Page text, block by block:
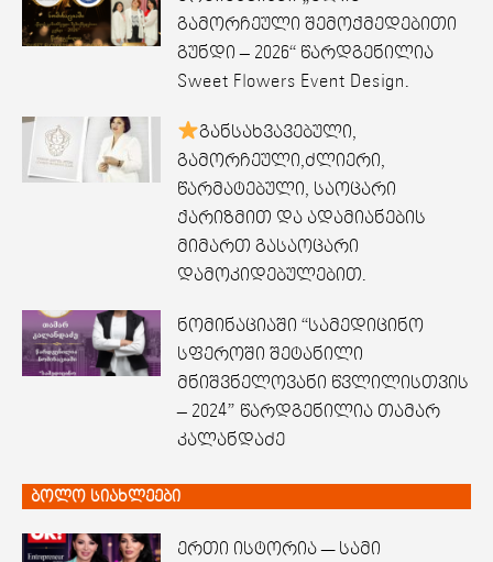
გამორჩეული შემოქმედებითი
გუნდი – 2026“ წარდგენილია
Sweet Flowers Event Design.
განსახვავებული,
გამორჩეული,ძლიერი,
წარმატებული, საოცარი
ქარიზმით და ადამიანების
მიმართ გასაოცარი
დამოკიდებულებით.
ნომინაციაში “სამედიცინო
სფეროში შეტანილი
მნიშვნელოვანი წვლილისთვის
– 2024” წარდგენილია თამარ
კალანდაძე
ბოლო სიახლეები
ერთი ისტორია — სამი